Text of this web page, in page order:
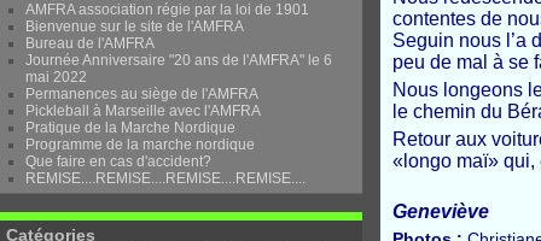
AMFRA association régie par la loi de 1901
Bienvenue sur le site de l'AMFRA
Bureau de l'AMFRA
Journée Anniversaire "20 ans de l'AMFRA" le 6
mai 2022
Permanences au siège de l'AMFRA
Pickleball à Marseille avec l'AMFRA
Pratique de la Marche Nordique
Programme de la marche nordique
Que faire en cas d'accident?
REMISE....REMISE....REMISE....REMISE....
Catégories
contentes de
Seguin nous l’a
peu de mal à
Nous longeons
le chemin du
Retour aux
«longo maï» qui,
Geneviève